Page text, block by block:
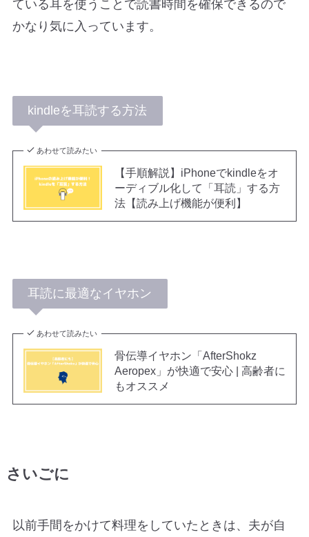
ている耳を使うことで読書時間を確保できるので
かなり気に入っています。
kindleを耳読する方法
あわせて読みたい
【手順解説】iPhoneでkindleをオ
ーディブル化して「耳読」する方
法【読み上げ機能が便利】
耳読に最適なイヤホン
あわせて読みたい
骨伝導イヤホン「AfterShokz
Aeropex」が快適で安心 | 高齢者に
もオススメ
さいごに
以前手間をかけて料理をしていたときは、夫が自